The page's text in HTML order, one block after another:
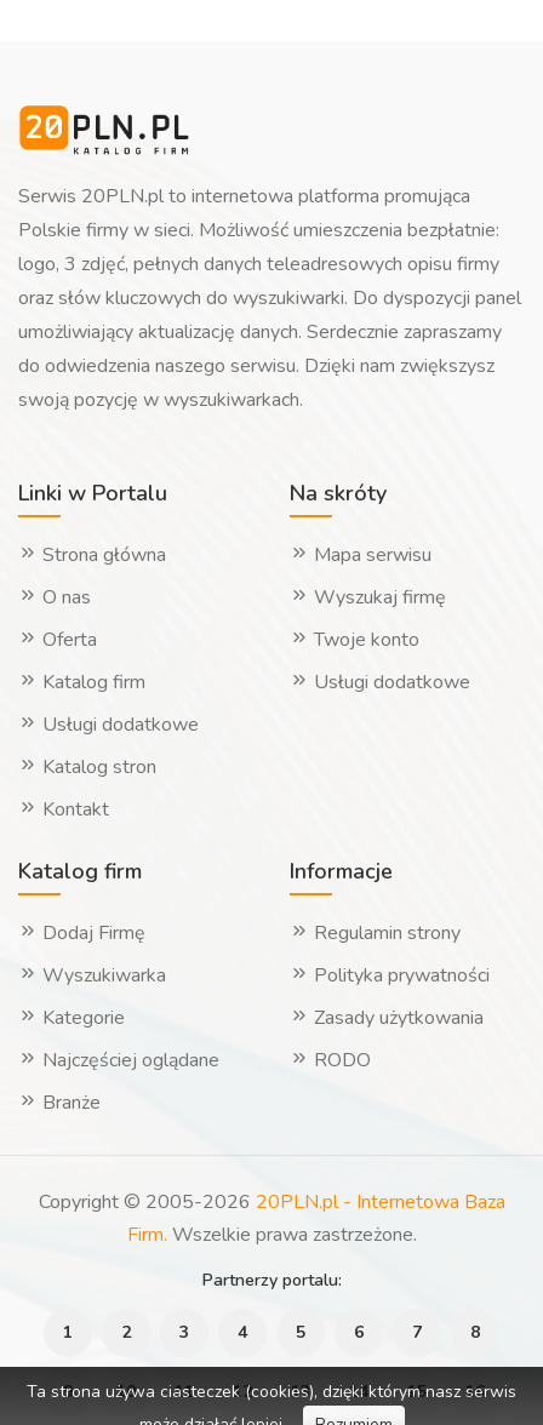
Serwis 20PLN.pl to internetowa platforma promująca
Polskie firmy w sieci. Możliwość umieszczenia bezpłatnie:
logo, 3 zdjęć, pełnych danych teleadresowych opisu firmy
oraz słów kluczowych do wyszukiwarki. Do dyspozycji panel
umożliwiający aktualizację danych. Serdecznie zapraszamy
do odwiedzenia naszego serwisu. Dzięki nam zwiększysz
swoją pozycję w wyszukiwarkach.
Linki w Portalu
Strona główna
O nas
Oferta
Katalog firm
Usługi dodatkowe
Katalog stron
Kontakt
Na skróty
Mapa serwisu
Wyszukaj firmę
Twoje konto
Usługi dodatkowe
Katalog firm
Dodaj Firmę
Wyszukiwarka
Kategorie
Najczęściej oglądane
Branże
Informacje
Regulamin strony
Polityka prywatności
Zasady użytkowania
RODO
Copyright © 2005-2026 20PLN.pl - Internetowa Baza
Firm. Wszelkie prawa zastrzeżone.
Partnerzy portalu:
1 2 3 4 5 6 7 8
9 10 11 12 13 14 15 16
Ta strona używa ciasteczek (cookies), dzięki którym nasz serwis